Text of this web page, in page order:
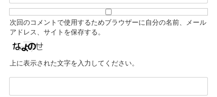
次回のコメントで使用するためブラウザーに自分の名前、メール
アドレス、サイトを保存する。
上に表示された文字を入力してください。